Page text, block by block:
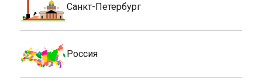
Санкт-Петербург
Россия